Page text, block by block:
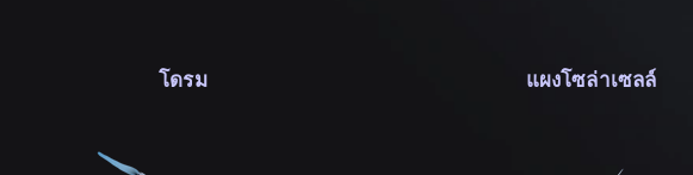
โดรม แผงโซล่าเซลล์